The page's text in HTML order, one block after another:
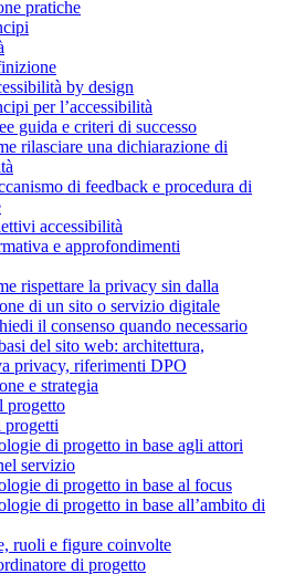
pratiche
by design
per l’accessibilità
guida e criteri di successo
rilasciare una dichiarazione di
di feedback e procedura di
accessibilità
e approfondimenti
rispettare la privacy sin dalla
di un sito o servizio digitale
il consenso quando necessario
del sito web: architettura,
privacy, riferimenti DPO
e strategia
progetto
di progetto in base agli attori
servizio
di progetto in base al focus
di progetto in base all’ambito di
ruoli e figure coinvolte
di progetto